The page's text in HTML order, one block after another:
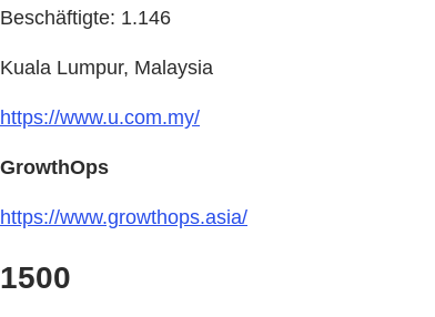
Beschäftigte: 1.146
Kuala Lumpur, Malaysia
https://www.u.com.my/
GrowthOps
https://www.growthops.asia/
1500